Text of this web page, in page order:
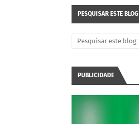
PESQUISAR ESTE BLOG
PUBLICIDADE